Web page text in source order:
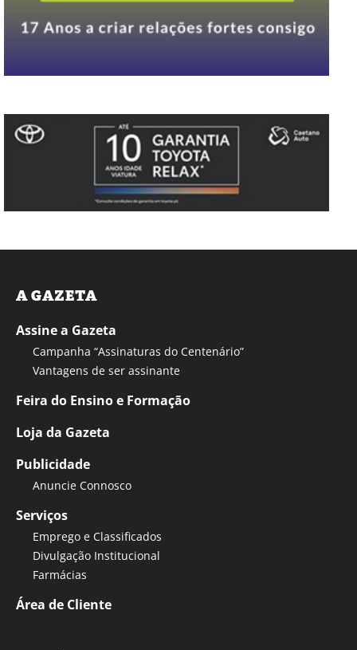
A GAZETA
Assine a Gazeta
Campanha “Assinaturas do Centenário”
Vantagens de ser assinante
Feira do Ensino e Formação
Loja da Gazeta
Publicidade
Anuncie Connosco
Serviços
Emprego e Classificados
Divulgação Institucional
Farmácias
Área de Cliente